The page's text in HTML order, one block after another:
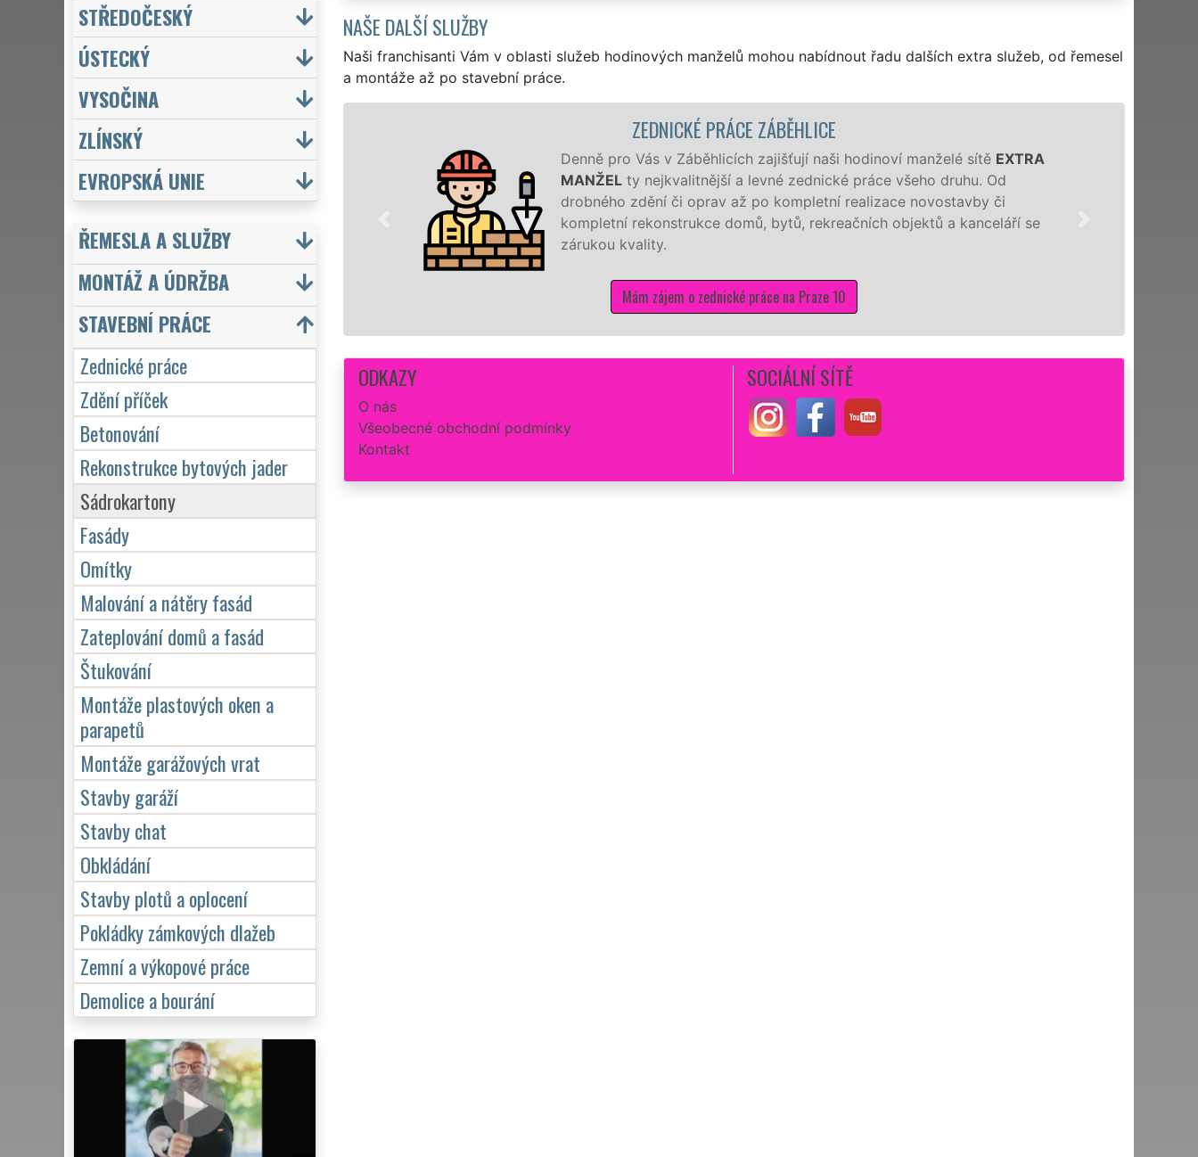
NAŠE DALŠÍ SLUŽBY
Naši franchisanti Vám v oblasti služeb hodinových manželů mohou nabídnout řadu dalších extra služeb, od řemesel
a montáže až po stavební práce.
Denně pro Vás v Záběhlicích zajišťují naši hodinoví manželé sítěEXTRA
ty nejkvalitnější a levné zednické práce všeho druhu. Od
drobného zdění či oprav až po kompletní realizace novostavby či
kompletní rekonstrukce domů, bytů, rekreačních objektů a kanceláří se
ODKAZY
O nás
Všeobecné obchodní podmínky
Kontakt
SOCIÁLNÍ SÍTĚ
STŘEDOČESKÝ
ÚSTECKÝ
VYSOČINA
ZLÍNSKÝ
EVROPSKÁ UNIE
ŘEMESLA A SLUŽBY
MONTÁŽ A ÚDRŽBA
STAVEBNÍ PRÁCE
Zednické práce
Zdění příček
Betonování
Rekonstrukce bytových jader
Sádrokartony
Fasády
Omítky
Malování a nátěry fasád
Zateplování domů a fasád
Štukování
Montáže plastových oken a
parapetů
Montáže garážových vrat
Stavby garáží
Stavby chat
Obkládání
Stavby plotů a oplocení
Pokládky zámkových dlažeb
Zemní a výkopové práce
Demolice a bourání